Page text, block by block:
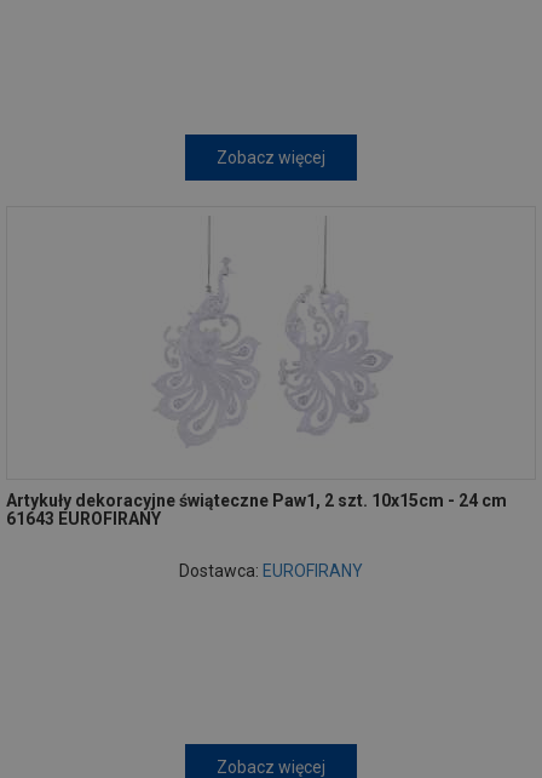
Zobacz więcej
Artykuły dekoracyjne świąteczne Paw1, 2 szt. 10x15cm - 24 cm
61643 EUROFIRANY
Dostawca: EUROFIRANY
Zobacz więcej